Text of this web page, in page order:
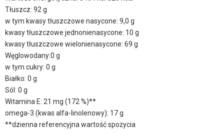
Tłuszcz: 92 g
w tym kwasy tłuszczowe nasycone: 9,0 g
kwasy tłuszczowe jednonienasycone: 10 g
kwasy tłuszczowe wielonienasycone: 69 g
Węglowodany:0 g
w tym cukry: 0 g
Białko: 0 g
Sól: 0 g
Witamina E: 21 mg (172 %)**
omega-3 (kwas alfa-linolenowy): 17 g
**dzienna referencyjna wartość spożycia